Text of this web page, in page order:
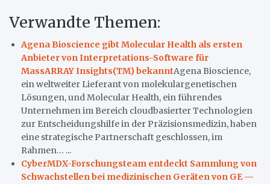
Verwandte Themen:
Agena Bioscience gibt Molecular Health als ersten
Anbieter von Interpretations-Software für
MassARRAY Insights(TM) bekanntAgena Bioscience,
ein weltweiter Lieferant von molekulargenetischen
Lösungen, und Molecular Health, ein führendes
Unternehmen im Bereich cloudbasierter Technologien
zur Entscheidungshilfe in der Präzisionsmedizin, haben
eine strategische Partnerschaft geschlossen, im
Rahmen… ...
CyberMDX-Forschungsteam entdeckt Sammlung von
Schwachstellen bei medizinischen Geräten von GE —